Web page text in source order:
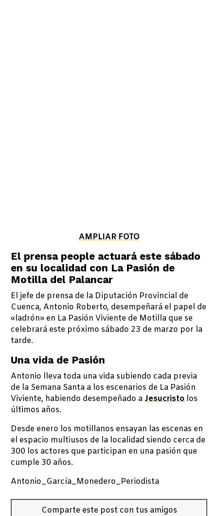
AMPLIAR FOTO
El prensa people actuará este sábado
en su localidad con La Pasión de
Motilla del Palancar
El jefe de prensa de la Diputación Provincial de
Cuenca, Antonio Roberto, desempeñará el papel de
«ladrón» en La Pasión Viviente de Motilla que se
celebrará este próximo sábado 23 de marzo por la
tarde.
Una vida de Pasión
Antonio lleva toda una vida subiendo cada previa
de la Semana Santa a los escenarios de La Pasión
Viviente, habiendo desempeñado a Jesucristo los
últimos años.
Desde enero los motillanos ensayan las escenas en
el espacio multiusos de la localidad siendo cerca de
300 los actores que participan en una pasión que
cumple 30 años.
Antonio_García_Monedero_Periodista
Comparte este post con tus amigos